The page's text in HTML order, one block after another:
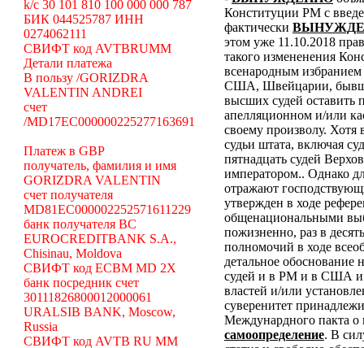
k/c 30 101 810 100 000 000 787
БИК 044525787 ИНН
0274062111
СВИФТ код AVTBRUMM
Детали платежа
В пользу /GORIZDRA
VALENTIN ANDREI
счет
/MD17EC000000225277163691
Платеж в GBP
получатель, фамилия и имя
GORIZDRA VALENTIN
счет получателя
MD81EC000002252571611229
банк получателя BC
EUROCREDITBANK S.A.,
Chisinau, Moldova
СВИФТ код ECBM MD 2X
банк посредник счет
30111826800012000061
URALSIB BANK, Moscow,
Russia
СВИФТ код AVTB RU MM
Конституции РМ с
фактически
этом уже 11.10.2018
такого измененения
всенародным
США, Швейцарии,
высших судей
апелляционном и/или
своему произволу.
судьи штата, включая
пятнадцать судей
императором.. Однако
отражают
утвержден в ходе
общенациональными
пожизненно, раз в
полномочий в ходе
детальное
судей и в РМ и в США и в
властей и/или
суверенитет
Междунардного пакта о
самоопределение. В